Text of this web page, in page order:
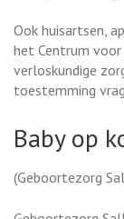
Ook huisartsen,
het Centrum voor
verloskundige
toestemming
Baby op
(Geboortezorg